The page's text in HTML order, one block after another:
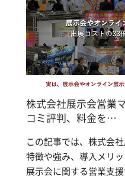
株式会社展示会営業
コミ評判、料金を…
この記事では、株式会
特徴や強み、導入メリ
展示会に関する営業支